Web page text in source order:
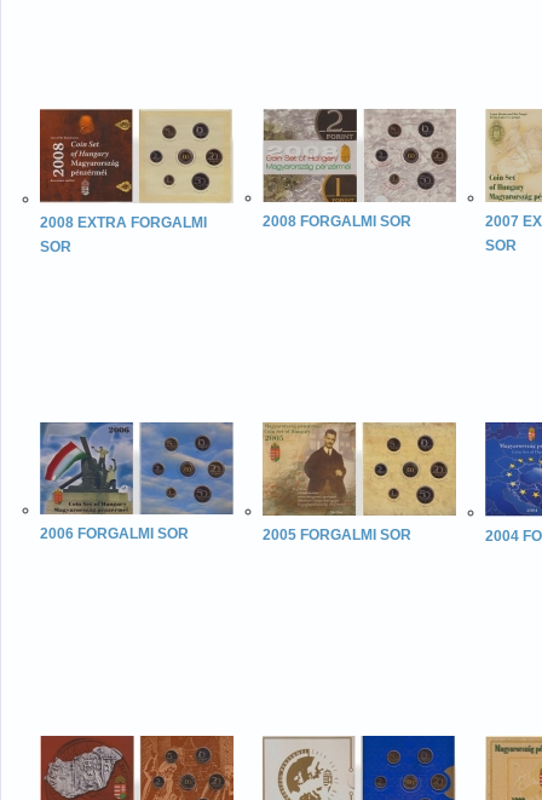
2008 EXTRA FORGALMI
SOR
2008 FORGALMI SOR
2007
SOR
2006 FORGALMI SOR 2005 FORGALMI SOR 2004